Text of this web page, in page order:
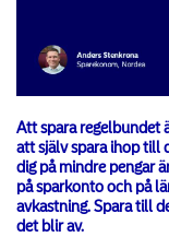
Att spara regelbundet
att själv spara ihop till
dig på mindre pengar
på sparkonto och på
avkastning. Spara till
det blir av.